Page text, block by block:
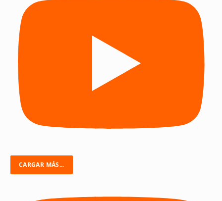
CARGAR MÁS...